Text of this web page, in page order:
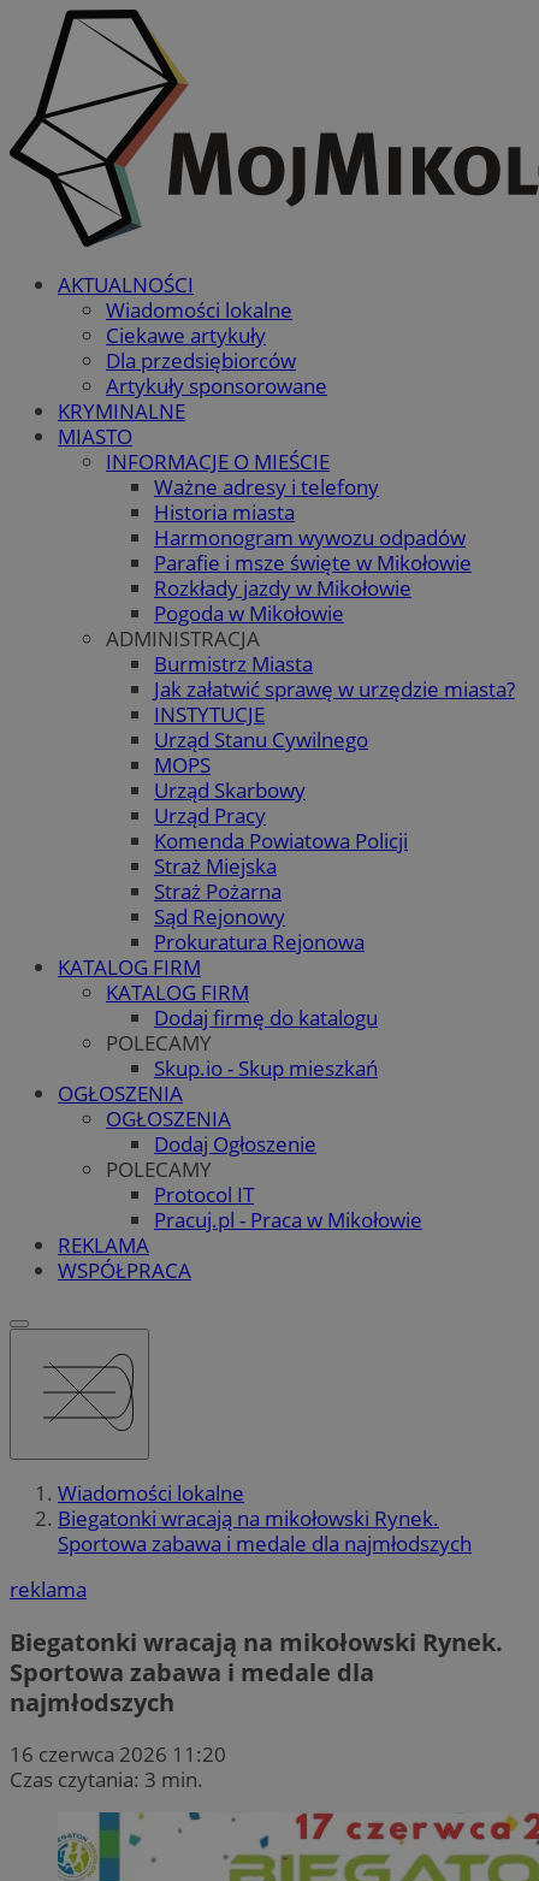
AKTUALNOŚCI
Wiadomości lokalne
Ciekawe artykuły
Dla przedsiębiorców
Artykuły sponsorowane
KRYMINALNE
MIASTO
INFORMACJE O MIEŚCIE
Ważne adresy i telefony
Historia miasta
Harmonogram wywozu odpadów
Parafie i msze święte w Mikołowie
Rozkłady jazdy w Mikołowie
Pogoda w Mikołowie
ADMINISTRACJA
Burmistrz Miasta
Jak załatwić sprawę w urzędzie miasta?
INSTYTUCJE
Urząd Stanu Cywilnego
MOPS
Urząd Skarbowy
Urząd Pracy
Komenda Powiatowa Policji
Straż Miejska
Straż Pożarna
Sąd Rejonowy
Prokuratura Rejonowa
KATALOG FIRM
KATALOG FIRM
Dodaj firmę do katalogu
POLECAMY
Skup.io - Skup mieszkań
OGŁOSZENIA
OGŁOSZENIA
Dodaj Ogłoszenie
POLECAMY
Protocol IT
Pracuj.pl - Praca w Mikołowie
REKLAMA
WSPÓŁPRACA
Wiadomości lokalne
Biegatonki wracają na mikołowski Rynek.
Sportowa zabawa i medale dla najmłodszych
reklama
Biegatonki wracają na mikołowski Rynek.
Sportowa zabawa i medale dla
najmłodszych
16 czerwca 2026 11:20
Czas czytania: 3 min.